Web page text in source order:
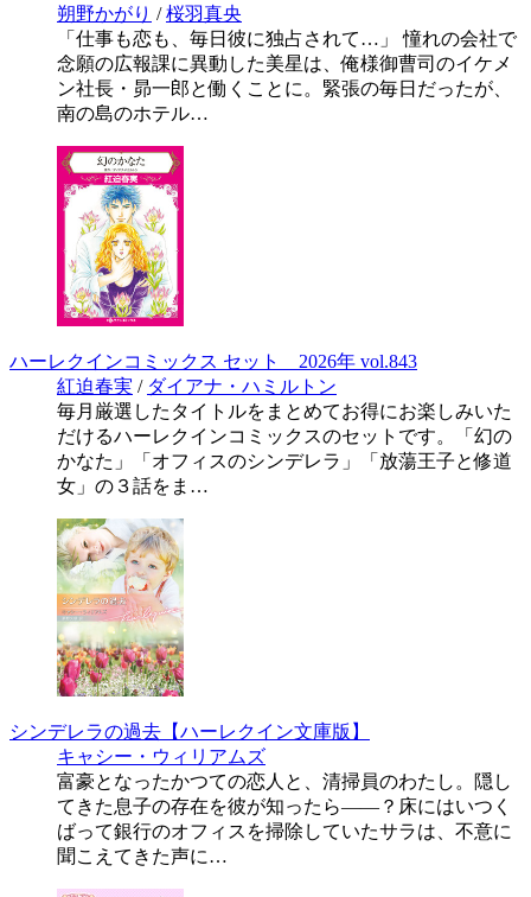
朔野かがり /桜羽真央
「仕事も恋も、毎日彼に独占されて…」 憧れの会社で
念願の広報課に異動した美星は、俺様御曹司のイケメ
ン社長・昴一郎と働くことに。緊張の毎日だったが、
南の島のホテル…
ハーレクインコミックス セット 2026年 vol.843
紅迫春実 / ダイアナ・ハミルトン
毎月厳選したタイトルをまとめてお得にお楽しみいた
だけるハーレクインコミックスのセットです。「幻の
かなた」「オフィスのシンデレラ」「放蕩王子と修道
女」の３話をま…
シンデレラの過去【ハーレクイン文庫版】
キャシー・ウィリアムズ
富豪となったかつての恋人と、清掃員のわたし。隠し
てきた息子の存在を彼が知ったら――？床にはいつく
ばって銀行のオフィスを掃除していたサラは、不意に
聞こえてきた声に…